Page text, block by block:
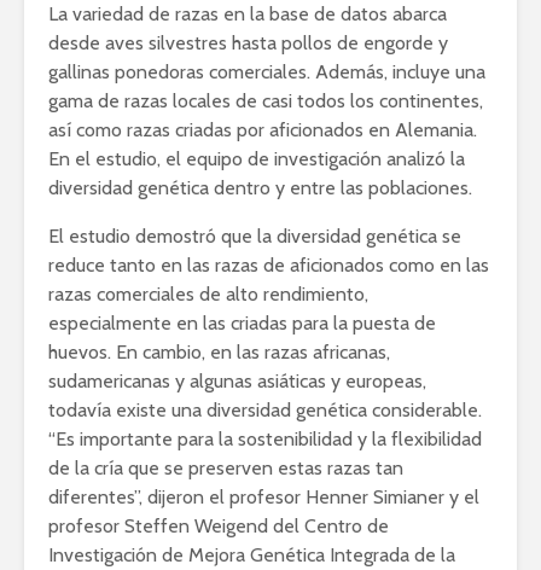
La variedad de razas en la base de datos abarca
desde aves silvestres hasta pollos de engorde y
gallinas ponedoras comerciales. Además, incluye una
gama de razas locales de casi todos los continentes,
así como razas criadas por aficionados en Alemania.
En el estudio, el equipo de investigación analizó la
diversidad genética dentro y entre las poblaciones.
El estudio demostró que la diversidad genética se
reduce tanto en las razas de aficionados como en las
razas comerciales de alto rendimiento,
especialmente en las criadas para la puesta de
huevos. En cambio, en las razas africanas,
sudamericanas y algunas asiáticas y europeas,
todavía existe una diversidad genética considerable.
“Es importante para la sostenibilidad y la flexibilidad
de la cría que se preserven estas razas tan
diferentes”, dijeron el profesor Henner Simianer y el
profesor Steffen Weigend del Centro de
Investigación de Mejora Genética Integrada de la